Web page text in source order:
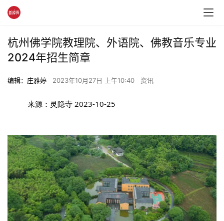
杭州佛学院教理院、外语院、佛教音乐专业
2024年招生简章
编辑：庄雅婷 2023年10月27日 上午10:40 资讯
来源：灵隐寺 2023-10-25